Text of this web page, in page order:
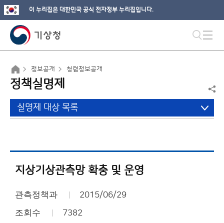
이 누리집은 대한민국 공식 전자정부 누리집입니다.
정보공개 청렴정보공개
정책실명제
실명제 대상 목록
지상기상관측망 확충 및 운영
관측정책과 2015/06/29
조회수 7382